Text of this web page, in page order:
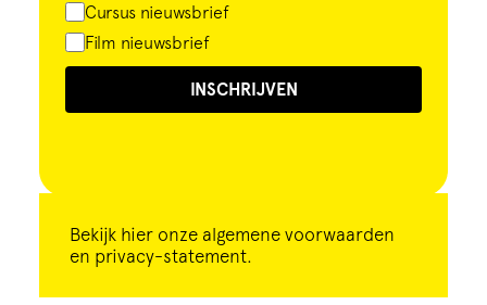
Cursus nieuwsbrief
Film nieuwsbrief
INSCHRIJVEN
Bekijk hier onze algemene voorwaarden
en privacy-statement.